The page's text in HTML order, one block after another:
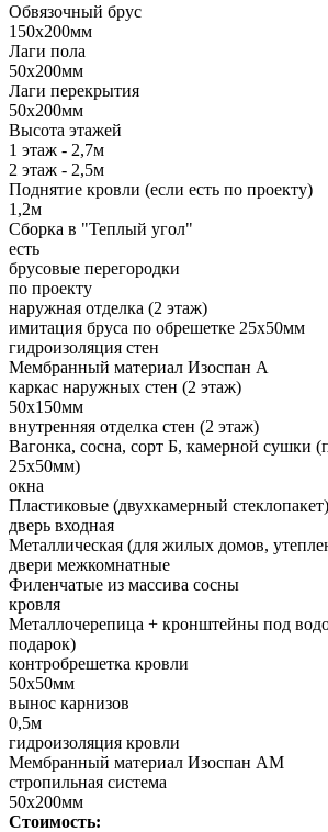
Обвязочный брус
150х200мм
Лаги пола
50х200мм
Лаги перекрытия
50х200мм
Высота этажей
1 этаж - 2,7м
2 этаж - 2,5м
Поднятие кровли (если есть по проекту)
1,2м
Сборка в "Теплый угол"
есть
брусовые перегородки
по проекту
наружная отделка (2 этаж)
имитация бруса по обрешетке 25х50мм
гидроизоляция стен
Мембранный материал Изоспан А
каркас наружных стен (2 этаж)
50х150мм
внутренняя отделка стен (2 этаж)
Вагонка, сосна, сорт Б, камерной сушки
25х50мм)
окна
Пластиковые (двухкамерный
дверь входная
Металлическая (для жилых домов,
двери межкомнатные
Филенчатые из массива сосны
кровля
Металлочерепица + кронштейны под
подарок)
контробрешетка кровли
50х50мм
вынос карнизов
0,5м
гидроизоляция кровли
Мембранный материал Изоспан АМ
стропильная система
50х200мм
Стоимость: